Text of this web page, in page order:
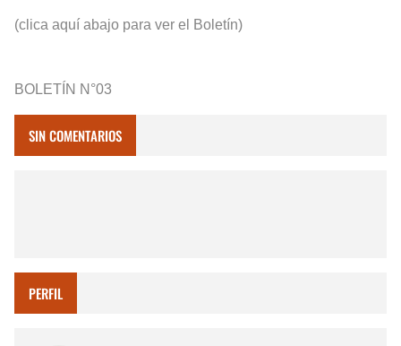
(clica aquí abajo para ver el Boletín)
BOLETÍN N°03
SIN COMENTARIOS
PERFIL